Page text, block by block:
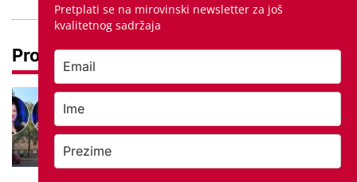
Pročitaj još
Ovo je 5 mana života u
brucoš mora naviknuti
Pretplati se na mirovinski newsletter za još
kvalitetnog sadržaja